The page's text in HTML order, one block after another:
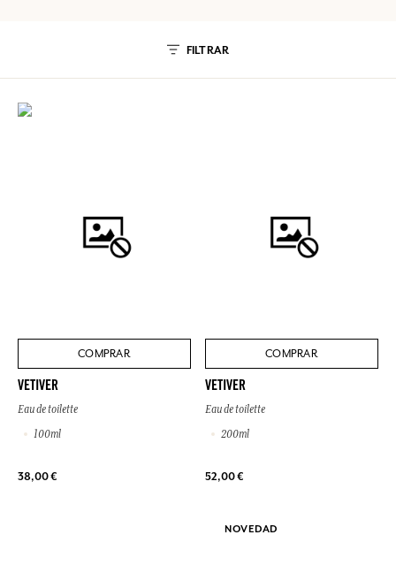
FILTRAR
COMPRAR
VETIVER
Eau de toilette
100ml
38,00 €
COMPRAR
VETIVER
Eau de toilette
200ml
52,00 €
NOVEDAD